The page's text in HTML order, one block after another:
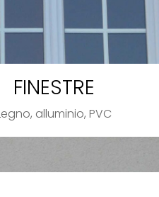
FINESTRE
alluminio, PVC